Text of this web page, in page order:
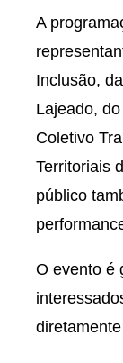
A
Inclusão,
Lajeado,
Coletivo
Territoriais
público
O evento é
diretamente